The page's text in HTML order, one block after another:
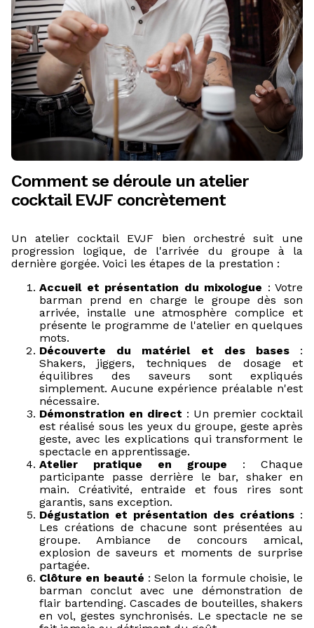
Comment se déroule un atelier
cocktail EVJF concrètement
Un atelier cocktail EVJF bien orchestré suit une
progression logique, de l'arrivée du groupe à la
dernière gorgée. Voici les étapes de la prestation :
Accueil et présentation du mixologue : Votre
barman prend en charge le groupe dès son
arrivée, installe une atmosphère complice et
présente le programme de l'atelier en quelques
mots.
Découverte du matériel et des bases:
Shakers, jiggers, techniques de dosage et
équilibres des saveurs sont expliqués
simplement. Aucune expérience préalable n'est
nécessaire.
Démonstration en direct : Un premier cocktail
est réalisé sous les yeux du groupe, geste après
geste, avec les explications qui transforment le
spectacle en apprentissage.
Atelier pratique en groupe : Chaque
participante passe derrière le bar, shaker en
main. Créativité, entraide et fous rires sont
garantis, sans exception.
Dégustation et présentation des créations :
Les créations de chacune sont présentées au
groupe. Ambiance de concours amical,
explosion de saveurs et moments de surprise
partagée.
Clôture en beauté : Selon la formule choisie, le
barman conclut avec une démonstration de
flair bartending. Cascades de bouteilles, shakers
en vol, gestes synchronisés. Le spectacle ne se